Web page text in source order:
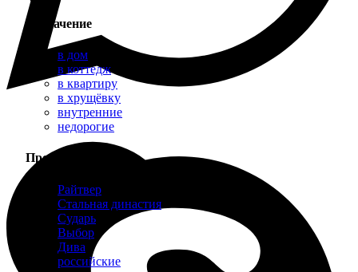
Назначение
в дом
в коттедж
в квартиру
в хрущёвку
внутренние
недорогие
Производитель
Райтвер
Стальная династия
Сударь
Выбор
Дива
российские